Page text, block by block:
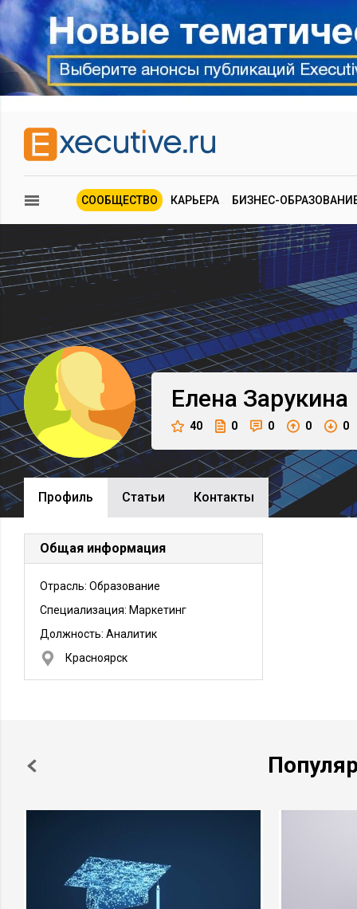
СООБЩЕСТВО КАРЬЕРА БИЗНЕС-
Елена Зарукина
40 0 0 0 0
Профиль Cтатьи Контакты
Общая информация
Отрасль: Образование
Специализация: Маркетинг
Должность: Аналитик
Красноярск